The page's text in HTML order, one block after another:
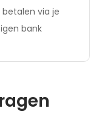
betalen via je
bank